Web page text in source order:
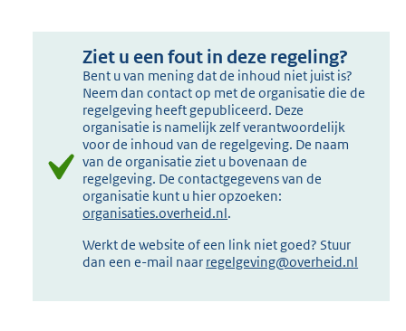
Ziet u een fout in deze regeling?
Bent u van mening dat de inhoud niet juist is?
Neem dan contact op met de organisatie die de
regelgeving heeft gepubliceerd. Deze
organisatie is namelijk zelf verantwoordelijk
voor de inhoud van de regelgeving. De naam
van de organisatie ziet u bovenaan de
regelgeving. De contactgegevens van de
organisatie kunt u hier opzoeken:
organisaties.overheid.nl.
Werkt de website of een link niet goed? Stuur
dan een e-mail naar regelgeving@overheid.nl